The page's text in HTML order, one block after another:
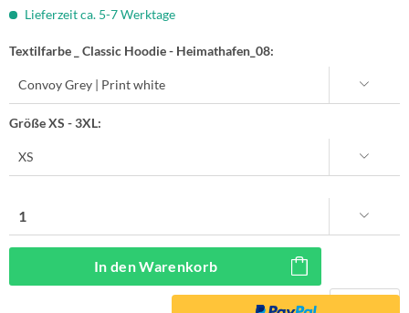
Lieferzeit ca. 5-7 Werktage
Textilfarbe _ Classic Hoodie - Heimathafen_08:
Größe XS - 3XL:
In denWarenkorb